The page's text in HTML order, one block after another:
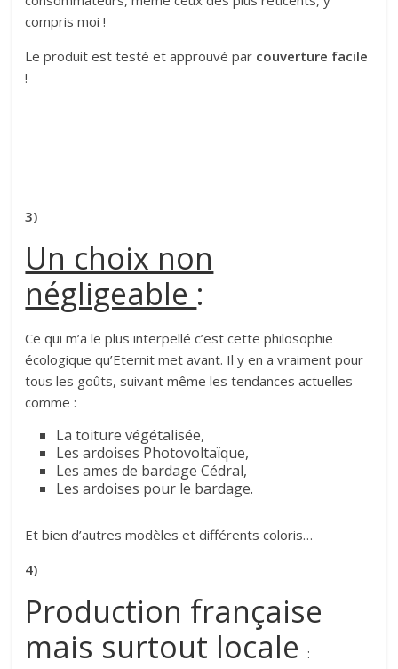
compris moi !
Le produit est testé et approuvé par couverture facile
!
3)
Un choix non
négligeable :
Ce qui m’a le plus interpellé c’est cette philosophie
écologique qu’Eternit met avant. Il y en a vraiment pour
tous les goûts, suivant même les tendances actuelles
comme :
La toiture végétalisée,
Les ardoises Photovoltaïque,
Les ames de bardage Cédral,
Les ardoises pour le bardage.
Et bien d’autres modèles et différents coloris…
4)
Production française
mais surtout locale
: